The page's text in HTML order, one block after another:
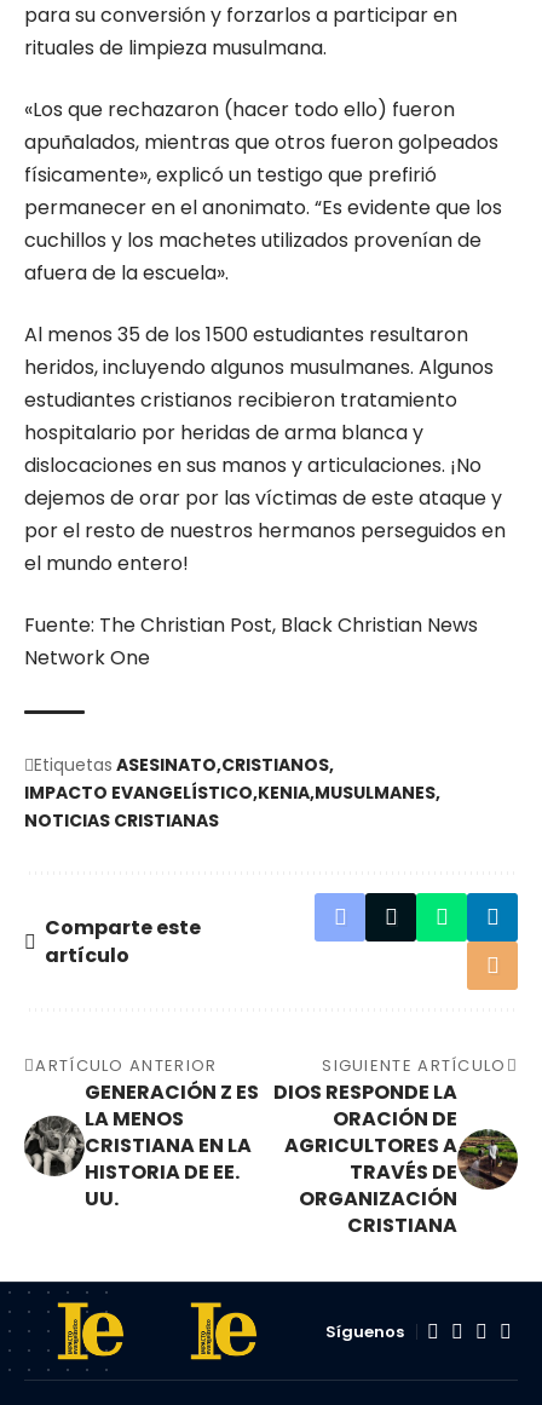
para su conversión y forzarlos a participar en
rituales de limpieza musulmana.
«Los que rechazaron (hacer todo ello) fueron
apuñalados, mientras que otros fueron golpeados
físicamente», explicó un testigo que prefirió
permanecer en el anonimato. “Es evidente que los
cuchillos y los machetes utilizados provenían de
afuera de la escuela».
Al menos 35 de los 1500 estudiantes resultaron
heridos, incluyendo algunos musulmanes. Algunos
estudiantes cristianos recibieron tratamiento
hospitalario por heridas de arma blanca y
dislocaciones en sus manos y articulaciones. ¡No
dejemos de orar por las víctimas de este ataque y
por el resto de nuestros hermanos perseguidos en
el mundo entero!
Fuente: The Christian Post, Black Christian News
Network One
Etiquetas ASESINATO CRISTIANOS
IMPACTO EVANGELÍSTICO KENIA MUSULMANES
NOTICIAS CRISTIANAS
Comparte este
artículo
ARTÍCULO ANTERIOR
GENERACIÓN Z ES
LA MENOS
CRISTIANA EN LA
HISTORIA DE EE.
UU.
SIGUIENTE ARTÍCULO
DIOS RESPONDE LA
ORACIÓN DE
AGRICULTORES A
TRAVÉS DE
ORGANIZACIÓN
CRISTIANA
Síguenos